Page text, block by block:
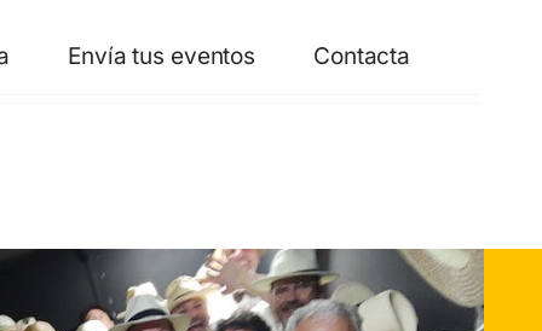
Envía tus eventos Contacta